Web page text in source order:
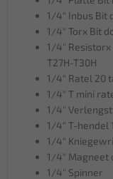
1/4" Inbus Bit
1/4" Torx Bit
1/4" Resistorx
T27H-T30H
1/4" Ratel 20
1/4" T mini
1/4"
1/4" T-hendel
1/4"
1/4" Magneet
1/4" Spinner